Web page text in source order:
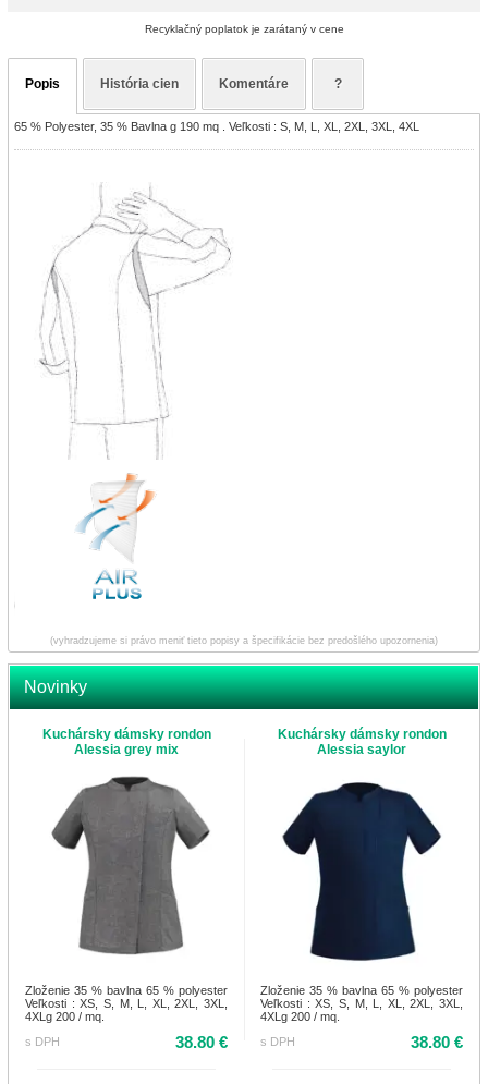
Recyklačný poplatok je zarátaný v cene
Popis História cien Komentáre ?
65 % Polyester, 35 % Bavlna g 190 mq . Veľkosti : S, M, L, XL, 2XL, 3XL, 4XL
(vyhradzujeme si právo meniť tieto popisy a špecifikácie bez predošlého upozornenia)
Novinky
Kuchársky dámsky rondon
Alessia grey mix
Zloženie 35 % bavlna 65 % polyester
Veľkosti : XS, S, M, L, XL, 2XL, 3XL,
4XLg 200 / mq.
s DPH
38.80 €
Kuchársky dámsky rondon
Alessia saylor
Zloženie 35 % bavlna 65 % polyester
Veľkosti : XS, S, M, L, XL, 2XL, 3XL,
4XLg 200 / mq.
s DPH
38.80 €